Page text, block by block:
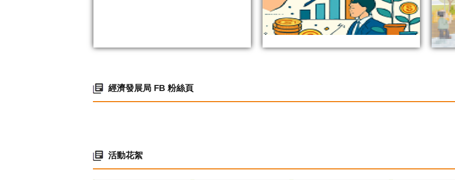
經濟發展局 FB 粉絲頁
活動花絮